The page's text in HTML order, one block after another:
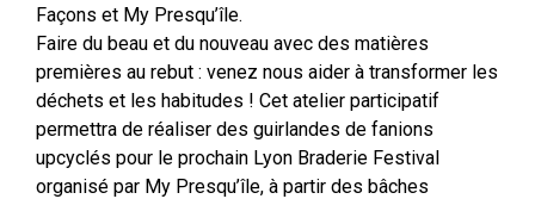
Façons et My Presqu’île.
Faire du beau et du nouveau avec des matières
premières au rebut : venez nous aider à transformer les
déchets et les habitudes ! Cet atelier participatif
permettra de réaliser des guirlandes de fanions
upcyclés pour le prochain Lyon Braderie Festival
organisé par My Presqu’île, à partir des bâches